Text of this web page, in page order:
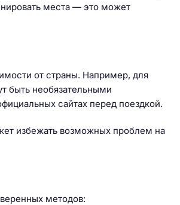
места — это может
от страны. Например, для
быть необязательными
сайтах перед поездкой.
избежать возможных проблем на
методов: